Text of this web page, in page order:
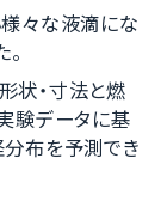
々な液滴にな
状・寸法と燃
験データに基
分布を予測でき